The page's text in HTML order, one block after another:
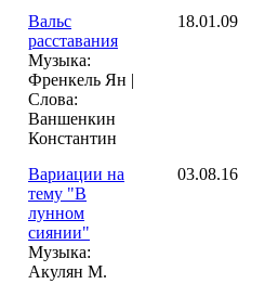
Вальс
расставания
Музыка:
Френкель Ян |
Слова:
Ваншенкин
Константин
18.01.09
Вариации на
тему "В
лунном
сиянии"
Музыка:
Акулян М.
03.08.16